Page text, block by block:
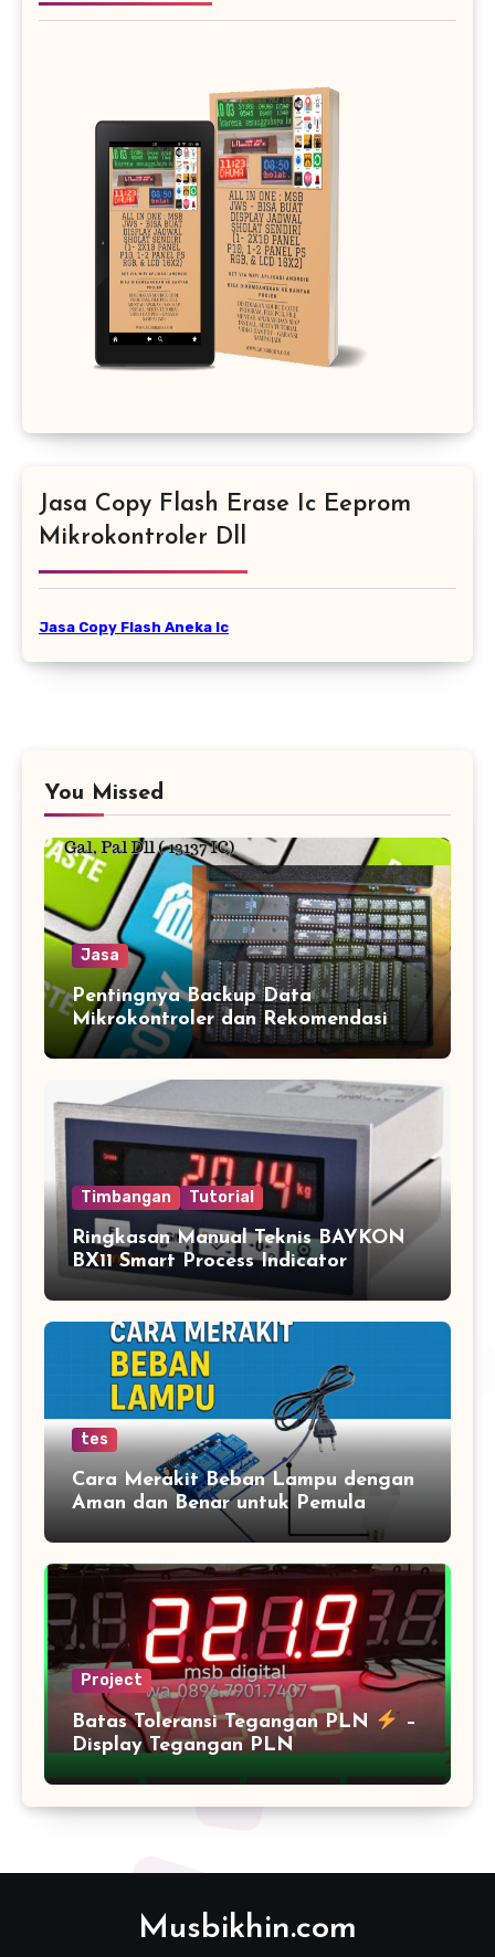
Jasa Copy Flash Erase Ic Eeprom
Mikrokontroler Dll
Jasa Copy Flash Aneka Ic
You Missed
Jasa
Pentingnya Backup Data
Mikrokontroler dan Rekomendasi
Jasa Copy IC Terpercaya
Timbangan Tutorial
Ringkasan Manual Teknis BAYKON
BX11 Smart Process Indicator
tes
Cara Merakit Beban Lampu dengan
Aman dan Benar untuk Pemula
Project
Batas Toleransi Tegangan PLN
–
Display Tegangan PLN
Musbikhin.com